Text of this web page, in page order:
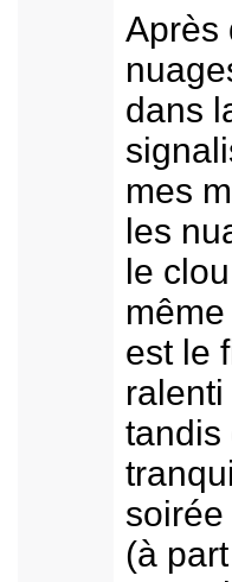
Après
dans
mes
les
le
est le
tandis
(à